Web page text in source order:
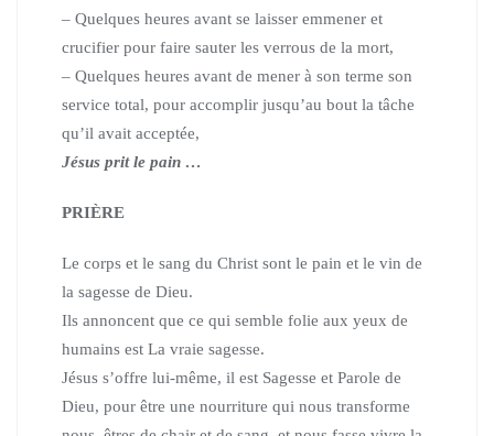
– Quelques heures avant se laisser emmener et
crucifier pour faire sauter les verrous de la mort,
– Quelques heures avant de mener à son terme son
service total, pour accomplir jusqu’au bout la tâche
qu’il avait acceptée,
Jésus prit le pain …
PRIÈRE
Le corps et le sang du Christ sont le pain et le vin de
la sagesse de Dieu.
Ils annoncent que ce qui semble folie aux yeux de
humains est La vraie sagesse.
Jésus s’offre lui-même, il est Sagesse et Parole de
Dieu, pour être une nourriture qui nous transforme